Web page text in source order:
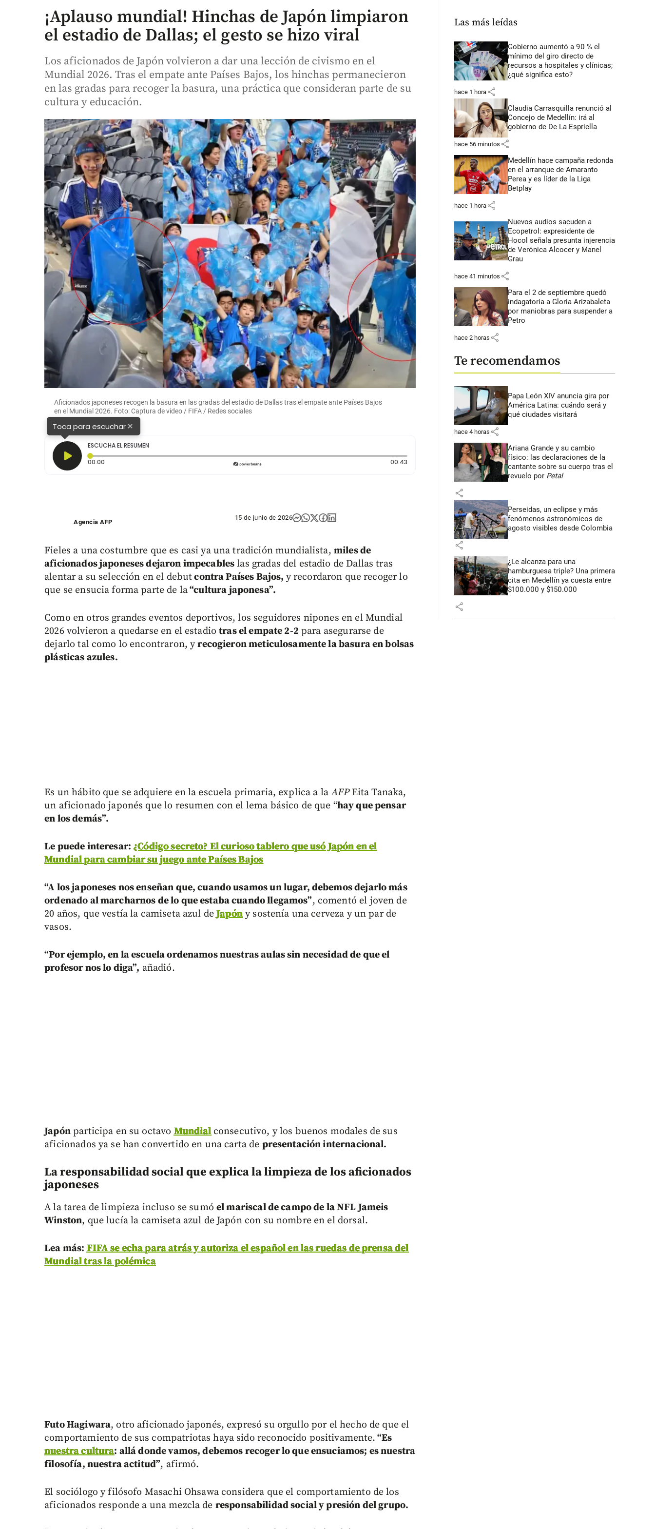
¡Aplauso mundial! Hinchas de Japón limpiaron
el estadio de Dallas; el gesto se hizo viral
Los aficionados de Japón volvieron a dar una lección de civismo en el
Mundial 2026. Tras el empate ante Países Bajos, los hinchas permanecieron
en las gradas para recoger la basura, una práctica que consideran parte de su
cultura y educación.
Aficionados japoneses recogen la basura en las gradas del estadio de Dallas tras el empate ante Países Bajos
en el Mundial 2026. Foto: Captura de video / FIFA / Redes sociales
Toca para escuchar×
ESCUCHA EL RESUMEN
00:00
00:43Duración: 43 segundos
Agencia AFP
15 de junio de 2026
Fieles a una costumbre que es casi ya una tradición mundialista, miles de
aficionados japoneses dejaron impecables las gradas del estadio de Dallas tras
alentar a su selección en el debutcontra Países Bajos, y recordaron que recoger lo
que se ensucia forma parte de la“cultura japonesa”.
Como en otros grandes eventos deportivos, los seguidores nipones en el Mundial
2026 volvieron a quedarse en el estadiotras el empate 2-2 para asegurarse de
dejarlo tal como lo encontraron, yrecogieron meticulosamente la basura en bolsas
plásticas azules.
Es un hábito que se adquiere en la escuela primaria, explica a laAFPEita Tanaka,
un aficionado japonés que lo resumen con el lema básico de que “hay que pensar
en los demás”.
Le puede interesar: ¿Código secreto? El curioso tablero que usó Japón en el
Mundial para cambiar su juego ante Países Bajos
“A los japoneses nos enseñan que, cuando usamos un lugar, debemos dejarlo más
ordenado al marcharnos de lo que estaba cuando llegamos”, comentó el joven de
20 años, que vestía la camiseta azul deJapóny sostenía una cerveza y un par de
vasos.
“Por ejemplo, en la escuela ordenamos nuestras aulas sin necesidad de que el
profesor nos lo diga”, añadió.
Japónparticipa en su octavoMundialconsecutivo, y los buenos modales de sus
aficionados ya se han convertido en una carta de presentación internacional.
La responsabilidad social que explica la limpieza de los aficionados
japoneses
A la tarea de limpieza incluso se sumóel mariscal de campo de la NFL Jameis
Winston, que lucía la camiseta azul de Japón con su nombre en el dorsal.
Lea más:FIFA se echa para atrás y autoriza el español en las ruedas de prensa del
Mundial tras la polémica
Futo Hagiwara, otro aficionado japonés, expresó su orgullo por el hecho de que el
comportamiento de sus compatriotas haya sido reconocido positivamente. “Es
nuestra cultura: allá donde vamos, debemos recoger lo que ensuciamos; es nuestra
filosofía, nuestra actitud”, afirmó.
El sociólogo y filósofo Masachi Ohsawa considera que el comportamiento de los
aficionados responde a una mezcla de responsabilidad social y presión del grupo.
Las más leídas
Gobierno aumentó a 90 % el
mínimo del giro directo de
recursos a hospitales y clínicas;
¿qué significa esto?
hace 1 hora share
Claudia Carrasquilla renunció al
Concejo de Medellín: irá al
gobierno de De La Espriella
hace 56 minutos share
Medellín hace campaña redonda
en el arranque de Amaranto
Perea y es líder de la Liga
Betplay
hace 1 hora share
Nuevos audios sacuden a
Ecopetrol: expresidente de
Hocol señala presunta injerencia
de Verónica Alcocer y Manel
Grau
hace 41 minutos share
Para el 2 de septiembre quedó
indagatoria a Gloria Arizabaleta
por maniobras para suspender a
Petro
hace 2 horas share
Te recomendamos
Papa León XIV anuncia gira por
América Latina: cuándo será y
qué ciudades visitará
hace 4 horas share
Ariana Grande y su cambio
físico: las declaraciones de la
cantante sobre su cuerpo tras el
revuelo por Petal
share
Perseidas, un eclipse y más
fenómenos astronómicos de
agosto visibles desde Colombia
share
¿Le alcanza para una
hamburguesa triple? Una primera
cita en Medellín ya cuesta entre
$100.000 y $150.000
share